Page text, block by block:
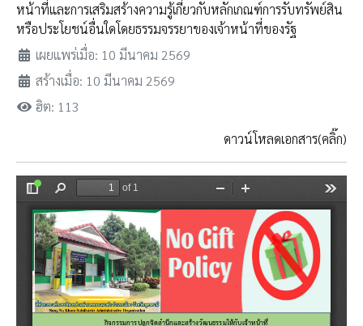
หน้าที่และการเสริมสร้างความรู้เกี่ยวกับหลักเกณฑ์การรับทรัพย์สิน
หรือประโยชน์อื่นใดโดยธรรมจรรยาของเจ้าหน้าที่ของรัฐ
เผยแพร่เมื่อ: 10 มีนาคม 2569
สร้างเมื่อ: 10 มีนาคม 2569
ฮิต: 113
ดาวน์โหลดเอกสาร(คลิ๊ก)